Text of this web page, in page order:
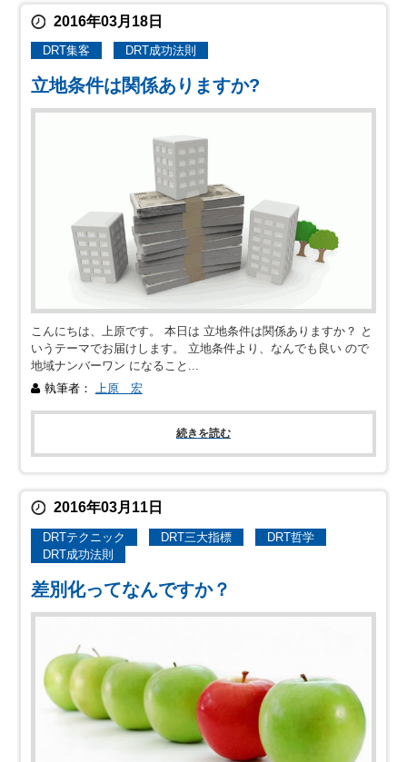
2016年03月18日
DRT集客 DRT成功法則
立地条件は関係ありますか?
こんにちは、上原です。 本日は 立地条件は関係ありますか？ と
いうテーマでお届けします。 立地条件より、なんでも良い ので
地域ナンバーワン になること...
執筆者： 上原 宏
続きを読む
2016年03月11日
DRTテクニック DRT三大指標
DRT哲学
DRT成功法則
差別化ってなんですか？